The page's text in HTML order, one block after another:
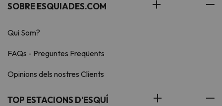
SOBRE ESQUIADES.COM
Qui Som?
FAQs - Preguntes Freqüents
Opinions dels nostres Clients
TOP ESTACIONS D'ESQUÍ